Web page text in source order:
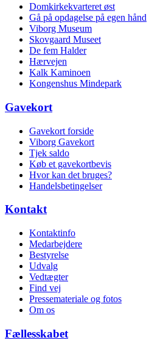
Domkirkekvarteret øst
Gå på opdagelse på egen hånd
Viborg Museum
Skovgaard Museet
De fem Halder
Hærvejen
Kalk Kaminoen
Kongenshus Mindepark
Gavekort
Gavekort forside
Viborg Gavekort
Tjek saldo
Køb et gavekortbevis
Hvor kan det bruges?
Handelsbetingelser
Kontakt
Kontaktinfo
Medarbejdere
Bestyrelse
Udvalg
Vedtægter
Find vej
Pressemateriale og fotos
Om os
Fællesskabet